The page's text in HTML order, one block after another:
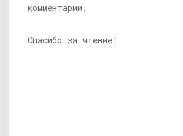
комментарии.
Спасибо за чтение!